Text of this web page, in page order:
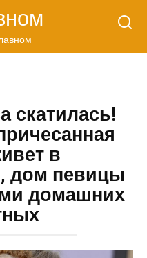
скатилась!
в
дом певицы
домашних